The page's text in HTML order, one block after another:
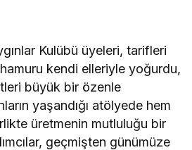
Kulübü üyeleri, tarifleri
kendi elleriyle yoğurdu,
büyük bir özenle
yaşandığı atölyede hem
üretmenin mutluluğu bir
geçmişten günümüze